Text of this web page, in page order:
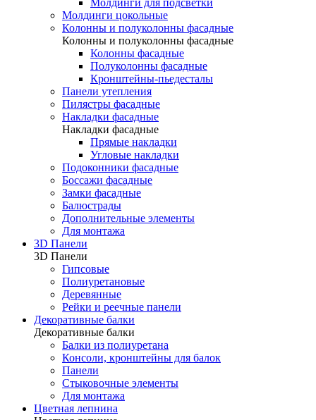
Молдинги для подсветки
Молдинги цокольные
Колонны и полуколонны фасадные
Колонны и полуколонны фасадные
Колонны фасадные
Полуколонны фасадные
Кронштейны-пьедесталы
Панели утепления
Пилястры фасадные
Накладки фасадные
Накладки фасадные
Прямые накладки
Угловые накладки
Подоконники фасадные
Боссажи фасадные
Замки фасадные
Балюстрады
Дополнительные элементы
Для монтажа
3D Панели
3D Панели
Гипсовые
Полиуретановые
Деревянные
Рейки и реечные панели
Декоративные балки
Декоративные балки
Балки из полиуретана
Консоли, кронштейны для балок
Панели
Стыковочные элементы
Для монтажа
Цветная лепнина